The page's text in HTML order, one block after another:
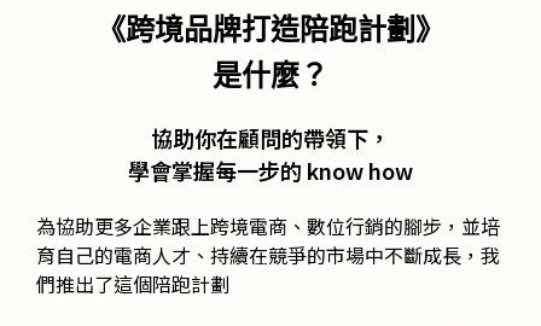
《跨境品牌打造陪跑計劃 》
是什麼？
協助你在顧問的帶領下，
學會掌握每一步的 know how
為協助更多企業跟上跨境電商、數位行銷的腳步，並培
育自己的電商人才、持續在競爭的市場中不斷成長，我
們推出了這個陪跑計劃